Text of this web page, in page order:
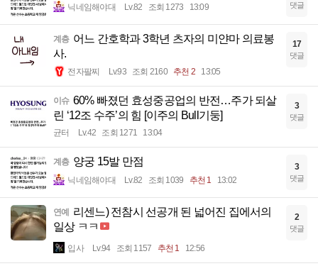
닉네임해야대 Lv.82 조회 1273 13:09 댓글
계층 어느 간호학과 3학년 츠자의 미얀마 의료봉
사.
전자팔찌 Lv.93 조회 2160 추천 2 13:05
17
댓글
이슈 60% 빠졌던 효성중공업의 반전…주가 되살
린 ‘12조 수주’의 힘 [이주의 Bull기둥]
균터 Lv.42 조회 1271 13:04
3
댓글
계층 양궁 15발 만점
닉네임해야대 Lv.82 조회 1039 추천 1 13:02
3
댓글
연예
리센느) 전참시 선공개 된 넓어진 집에서의
일상 ㅋㅋ
입사 Lv.94 조회 1157 추천 1 12:56
2
댓글